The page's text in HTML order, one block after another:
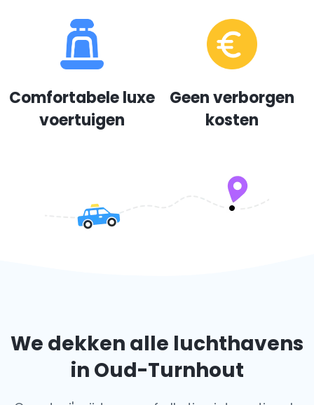
Comfortabele luxe
voertuigen
Geen verborgen
kosten
We dekken alle luchthavens
in Oud-Turnhout